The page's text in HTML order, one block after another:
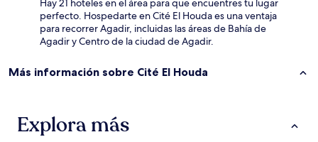
Hay 21 hoteles en el área para que encuentres tu lugar
perfecto. Hospedarte en Cité El Houda es una ventaja
para recorrer Agadir, incluidas las áreas de Bahía de
Agadir y Centro de la ciudad de Agadir.
Más información sobre Cité El Houda
Explora más